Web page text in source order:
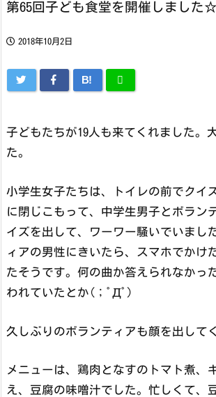
第65回子ども食堂を開催しました☆
2018年10月2日
B!
子どもたちが19人も来てくれました。
た。
小学生女子たちは、トイレの前でクイ
に閉じこもって、中学生男子とボラン
イズを出して、ワーワー騒いでいまし
ィアの男性にきいたら、スマホでかけ
たそうです。何の曲か答えられなかっ
われていたとか(；ﾟДﾟ)
久しぶりのボランティアも顔を出して
メニューは、鶏肉となすのトマト煮、
え、豆腐の味噌汁でした。忙しくて、